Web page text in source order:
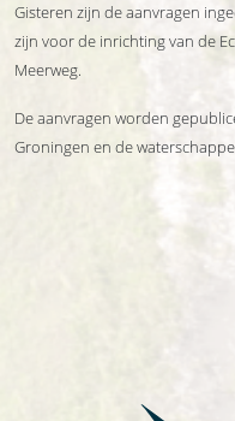
Gisteren zijn de aanvragen
zijn voor de inrichting van de
Meerweg.
De aanvragen worden
Groningen en de